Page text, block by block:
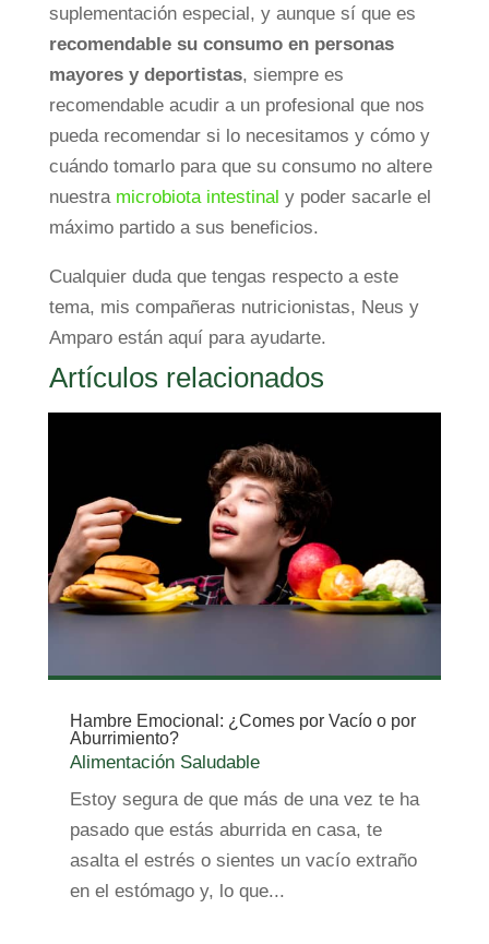
suplementación especial, y aunque sí que es
recomendable su consumo en personas
mayores y deportistas, siempre es
recomendable acudir a un profesional que nos
pueda recomendar si lo necesitamos y cómo y
cuándo tomarlo para que su consumo no altere
nuestra microbiota intestinal y poder sacarle el
máximo partido a sus beneficios.
Cualquier duda que tengas respecto a este
tema, mis compañeras nutricionistas, Neus y
Amparo están aquí para ayudarte.
Artículos relacionados
Hambre Emocional: ¿Comes por Vacío o por
Aburrimiento?
Alimentación Saludable
Estoy segura de que más de una vez te ha
pasado que estás aburrida en casa, te
asalta el estrés o sientes un vacío extraño
en el estómago y, lo que...